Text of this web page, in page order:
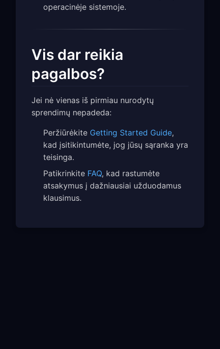
operacinėje sistemoje.
Vis dar reikia
pagalbos?
Jei nė vienas iš pirmiau nurodytų
sprendimų nepadeda:
Peržiūrėkite Getting Started Guide,
kad įsitikintumėte, jog jūsų sąranka yra
teisinga.
Patikrinkite FAQ, kad rastumėte
atsakymus į dažniausiai užduodamus
klausimus.